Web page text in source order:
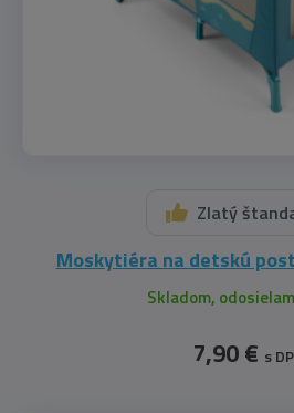
Zlatý
Moskytiéra na detskú
Skladom,
7,90 € s